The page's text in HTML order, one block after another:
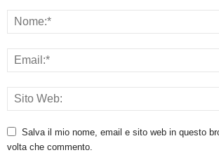
Salva il mio nome, email e sito web in questo
volta che commento.